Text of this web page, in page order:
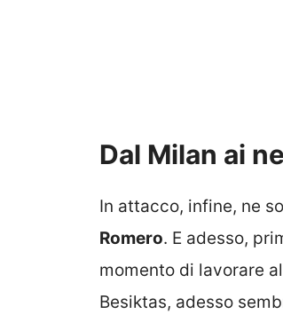
Dal Milan ai
In attacco, infine, ne
Romero. E adesso,
momento di lavorare
Besiktas, adesso